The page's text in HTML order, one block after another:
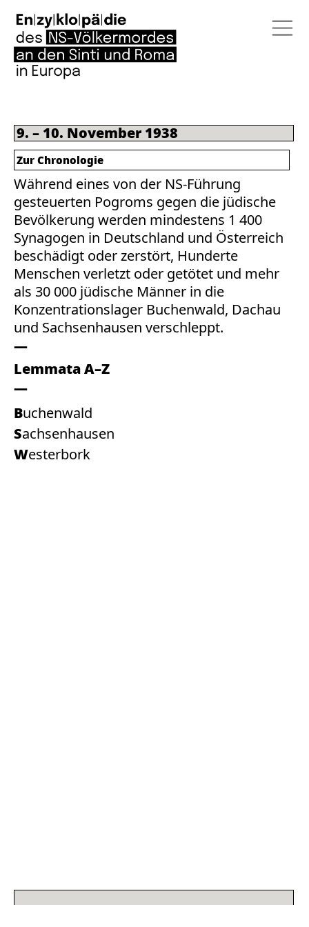
9. – 10. November 1938
Während eines von der NS-Führung
gesteuerten Pogroms gegen die jüdische
Bevölkerung werden mindestens 1 400
Synagogen in Deutschland und Österreich
beschädigt oder zerstört, Hunderte
Menschen verletzt oder getötet und mehr
als 30 000 jüdische Männer in die
Konzentrationslager Buchenwald, Dachau
und Sachsenhausen verschleppt.
Lemmata A–Z
Buchenwald
Sachsenhausen
Westerbork
Zur Chronologie